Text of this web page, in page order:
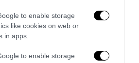
to enable storage
like cookies on web or
in apps.
to enable storage